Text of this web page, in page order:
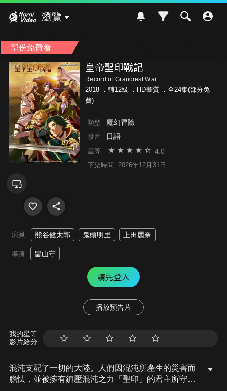
瀏覽
部份免費看
皇帝聖印戰記
Record of Grancrest War
2018 ． 輔12級
．HD畫質 ．全24集(部分免
費)
類型 魔幻冒險
發音 日語
星等 4.0
下架時間 2026年12月31日
演員 熊谷健太郎 鬼頭明里 上田麗奈
導演 畠山守
請先登入
播放預告片
我的星等
影片給分
混沌支配了一切的大陸。人們因混沌所產生的災害而
膽怯，並被擁有鎮壓混沌之力「聖印」的君主所守護